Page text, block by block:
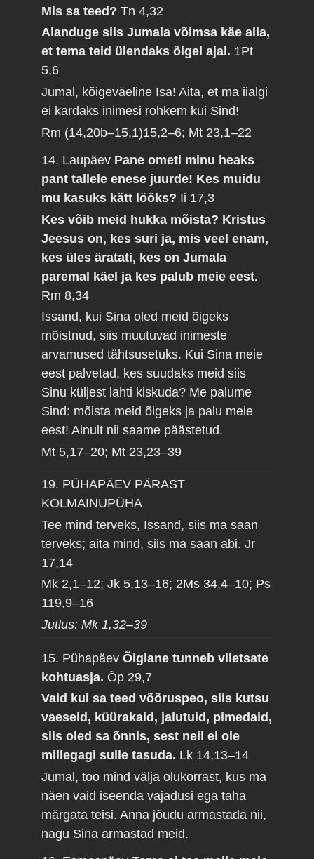
Mis sa teed?Tn 4,32
Alanduge siis Jumala võimsa käe alla,
et tema teid ülendaks õigel ajal. 1Pt
5,6
Jumal, kõigeväeline Isa! Aita, et ma iialgi
ei kardaks inimesi rohkem kui Sind!
Rm (14,20b–15,1)15,2–6; Mt 23,1–22
14. Laupäev Pane ometi minu heaks
pant tallele enese juurde! Kes muidu
mu kasuks kätt lööks? Ii 17,3
Kes võib meid hukka mõista? Kristus
Jeesus on, kes suri ja, mis veel enam,
kes üles äratati, kes on Jumala
paremal käel ja kes palub meie eest.
Rm 8,34
Issand, kui Sina oled meid õigeks
mõistnud, siis muutuvad inimeste
arvamused tähtsusetuks. Kui Sina meie
eest palvetad, kes suudaks meid siis
Sinu küljest lahti kiskuda? Me palume
Sind: mõista meid õigeks ja palu meie
eest! Ainult nii saame päästetud.
Mt 5,17–20; Mt 23,23–39
19. PÜHAPÄEV PÄRAST
KOLMAINUPÜHA
Tee mind terveks, Issand, siis ma saan
terveks; aita mind, siis ma saan abi.Jr
17,14
Mk 2,1–12; Jk 5,13–16; 2Ms 34,4–10; Ps
119,9–16
Jutlus: Mk 1,32–39
15. PühapäevÕiglane tunneb viletsate
kohtuasja. Õp 29,7
Vaid kui sa teed võõruspeo, siis kutsu
vaeseid, küürakaid, jalutuid, pimedaid,
siis oled sa õnnis, sest neil ei ole
millegagi sulle tasuda. Lk 14,13–14
Jumal, too mind välja olukorrast, kus ma
näen vaid iseenda vajadusi ega taha
märgata teisi. Anna jõudu armastada nii,
nagu Sina armastad meid.